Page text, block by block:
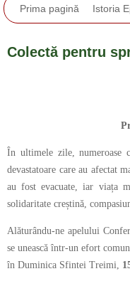
Prima pagină Istoria
Colectă pentru
În ultimele zile, numeroase
devastatoare care au afectat
au fost evacuate, iar viața
solidaritate creștină,
Alăturându-ne apelului
se unească într-un efort
în Duminica Sfintei Treimi,